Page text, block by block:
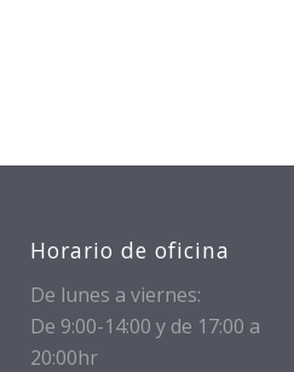
Horario de oficina
De lunes a viernes:
De 9:00-14:00 y de 17:00 a
20:00hr